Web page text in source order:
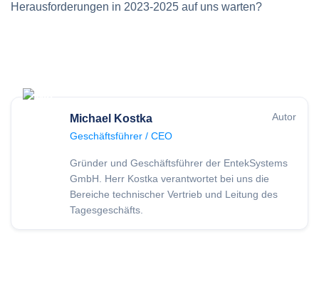
Herausforderungen in 2023-2025 auf uns warten?
Michael Kostka
Autor
Geschäftsführer / CEO
Gründer und Geschäftsführer der EntekSystems
GmbH. Herr Kostka verantwortet bei uns die
Bereiche technischer Vertrieb und Leitung des
Tagesgeschäfts.